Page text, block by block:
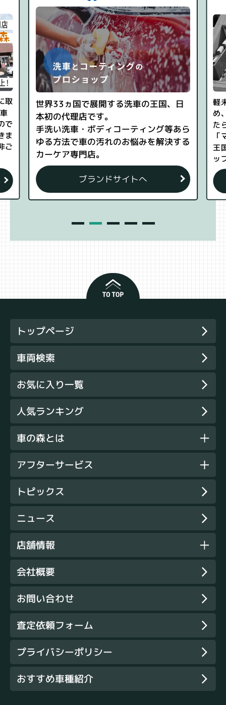
、日
等あら
決する
軽未使用車を中心とした店舗販売をはじ
め、お客様の求める”カーライフにあっ
たらいいな”を「軽の森」「車の森」
「マッハ車検」「ピッカーズ」「洗車の
王国」「車の森新車館」が全てワンスト
ップで解決します。
トップページ
車両検索
お気に入り一覧
人気ランキング
車の森とは
アフターサービス
トピックス
ニュース
店舗情報
会社概要
お問い合わせ
査定依頼フォーム
プライバシーポリシー
おすすめ車種紹介